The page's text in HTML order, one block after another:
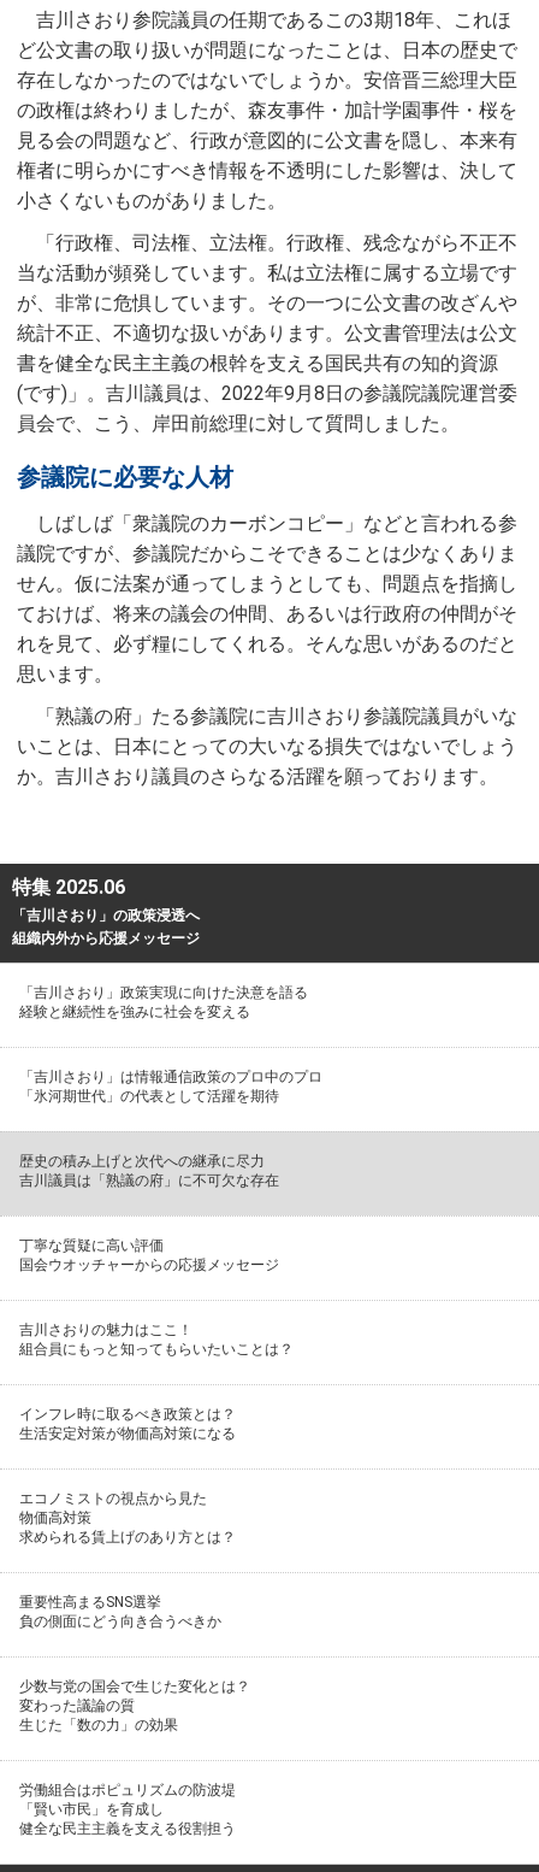
吉川さおり参院議員の任期であるこの3期18年、これほ
ど公文書の取り扱いが問題になったことは、日本の歴史で
存在しなかったのではないでしょうか。安倍晋三総理大臣
の政権は終わりましたが、森友事件・加計学園事件・桜を
見る会の問題など、行政が意図的に公文書を隠し、本来有
権者に明らかにすべき情報を不透明にした影響は、決して
小さくないものがありました。
「行政権、司法権、立法権。行政権、残念ながら不正不
当な活動が頻発しています。私は立法権に属する立場です
が、非常に危惧しています。その一つに公文書の改ざんや
統計不正、不適切な扱いがあります。公文書管理法は公文
書を健全な民主主義の根幹を支える国民共有の知的資源
(です)」。吉川議員は、2022年9月8日の参議院議院運営委
員会で、こう、岸田前総理に対して質問しました。
参議院に必要な人材
しばしば「衆議院のカーボンコピー」などと言われる参
議院ですが、参議院だからこそできることは少なくありま
せん。仮に法案が通ってしまうとしても、問題点を指摘し
ておけば、将来の議会の仲間、あるいは行政府の仲間がそ
れを見て、必ず糧にしてくれる。そんな思いがあるのだと
思います。
「熟議の府」たる参議院に吉川さおり参議院議員がいな
いことは、日本にとっての大いなる損失ではないでしょう
か。吉川さおり議員のさらなる活躍を願っております。
特集 2025.06
「吉川さおり」の政策浸透へ
組織内外から応援メッセージ
「吉川さおり」政策実現に向けた決意を語る
経験と継続性を強みに社会を変える
「吉川さおり」は情報通信政策のプロ中のプロ
「氷河期世代」の代表として活躍を期待
歴史の積み上げと次代への継承に尽力
吉川議員は「熟議の府」に不可欠な存在
丁寧な質疑に高い評価
国会ウオッチャーからの応援メッセージ
吉川さおりの魅力はここ！
組合員にもっと知ってもらいたいことは？
インフレ時に取るべき政策とは？
生活安定対策が物価高対策になる
エコノミストの視点から見た
物価高対策
求められる賃上げのあり方とは？
重要性高まるSNS選挙
負の側面にどう向き合うべきか
少数与党の国会で生じた変化とは？
変わった議論の質
生じた「数の力」の効果
労働組合はポピュリズムの防波堤
「賢い市民」を育成し
健全な民主主義を支える役割担う